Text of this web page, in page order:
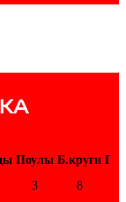
Поулы Б.круги
3 8